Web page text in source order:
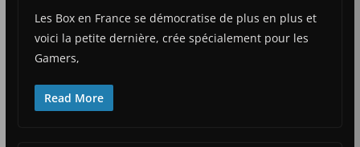
Les Box en France se démocratise de plus en plus et
voici la petite dernière, crée spécialement pour les
Gamers,
Read More